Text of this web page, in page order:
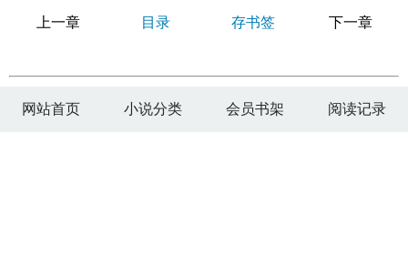
上一章 目录 存书签 下一章
网站首页 小说分类 会员书架 阅读记录